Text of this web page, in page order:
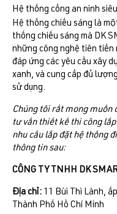
Hệ thống cổng an ninh
Hệ thống chiếu sáng là
thống chiếu sáng mà DK
những công nghệ tiên
đáp ứng các yêu cầu xây
xanh, và cung cấp đủ
sử dụng.
Chúng tôi rất mong muốn
tư vấn thiết kế thi công
nhu cầu lắp đặt hệ thống
thông tin sau:
CÔNG TY TNHH DK
Địa chỉ: 11 Bùi Thì Lành,
Thành Phố Hồ Chí Minh